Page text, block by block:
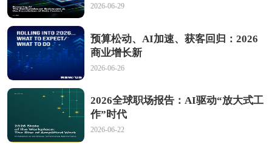
2026-06-29
预算松动、AI加速、获客回归：2026
商业增长新
2026-06-26
2026全球职场报告：AI驱动“放大式工
作”时代
2026-06-22